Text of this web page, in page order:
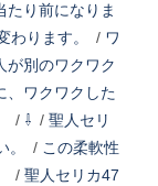
たり前になりま
ります。 / ワ
が別のワクワク
、ワクワクした
/ ⇩ / 聖人セリ
/ この柔軟性
/ 聖人セリカ47